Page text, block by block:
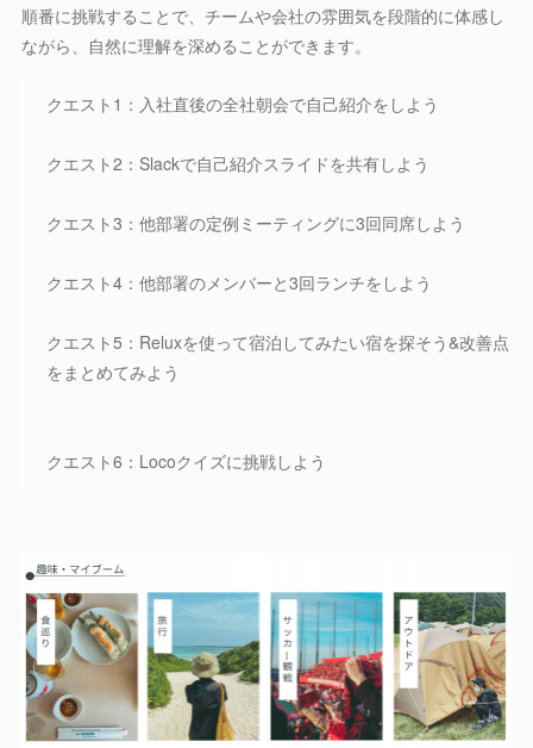
順番に挑戦することで、チームや会社の雰囲気を段階的に体感し
ながら、自然に理解を深めることができます。
クエスト1：入社直後の全社朝会で自己紹介をしよう
クエスト2：Slackで自己紹介スライドを共有しよう
クエスト3：他部署の定例ミーティングに3回同席しよう
クエスト4：他部署のメンバーと3回ランチをしよう
クエスト5：Reluxを使って宿泊してみたい宿を探そう&改善点
をまとめてみよう
クエスト6：Locoクイズに挑戦しよう